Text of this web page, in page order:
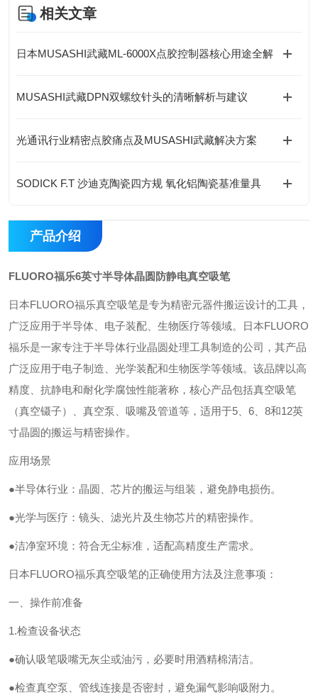
相关文章
日本MUSASHI武藏ML-6000X点胶控制器核心用途全解
MUSASHI武藏DPN双螺纹针头的清晰解析与建议
光通讯行业精密点胶痛点及MUSASHI武藏解决方案
SODICK F.T 沙迪克陶瓷四方规 氧化铝陶瓷基准量具
产品介绍
FLUORO福乐6英寸半导体晶圆防静电真空吸笔
日本FLUORO福乐真空吸笔是专为精密元器件搬运设计的工具，
广泛应用于半导体、电子装配、生物医疗等领域。
日本FLUORO
福乐是一家专注于半导体行业晶圆处理工具制造的公司，其产品
广泛应用于电子制造、光学装配和生物医学等领域。该品牌以高
精度、抗静电和耐化学腐蚀性能著称，核心产品包括真空吸笔
（真空镊子）、真空泵、吸嘴及管道等，适用于5、6、8和12英
寸晶圆的搬运与精密操作。
应用场景
●半导体行业：晶圆、芯片的搬运与组装，避免静电损伤。
●光学与医疗：镜头、滤光片及生物芯片的精密操作。
●洁净室环境：符合无尘标准，适配高精度生产需求。
日本FLUORO福乐真空吸笔的正确使用方法及注意事项：
一、操作前准备
1.检查设备状态
●确认吸笔吸嘴无灰尘或油污，必要时用酒精棉清洁。
●检查真空泵、管线连接是否密封，避免漏气影响吸附力。